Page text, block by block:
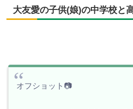
大友愛の子供(娘)の中学校と
オフショット📷️